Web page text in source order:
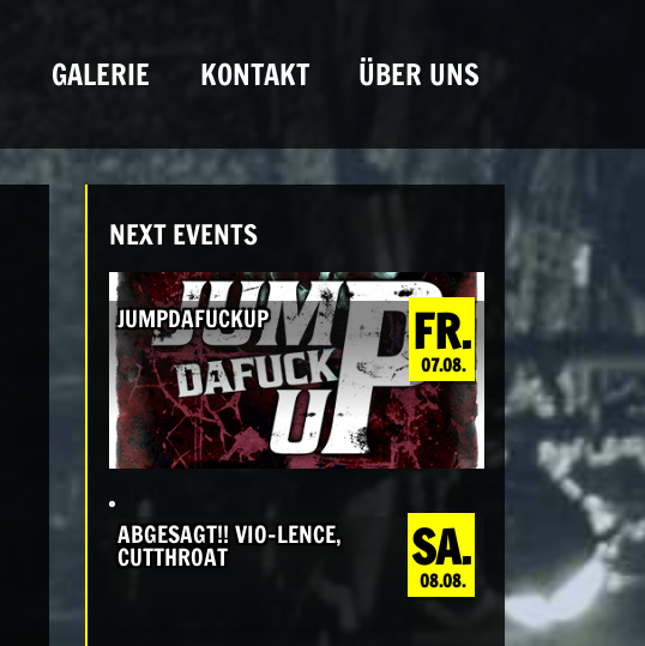
GALERIE KONTAKT ÜBER UNS
NEXT EVENTS
FR.
07.08.
JUMPDAFUCKUP
SA.
08.08.
ABGESAGT!! VIO-LENCE,
CUTTHROAT